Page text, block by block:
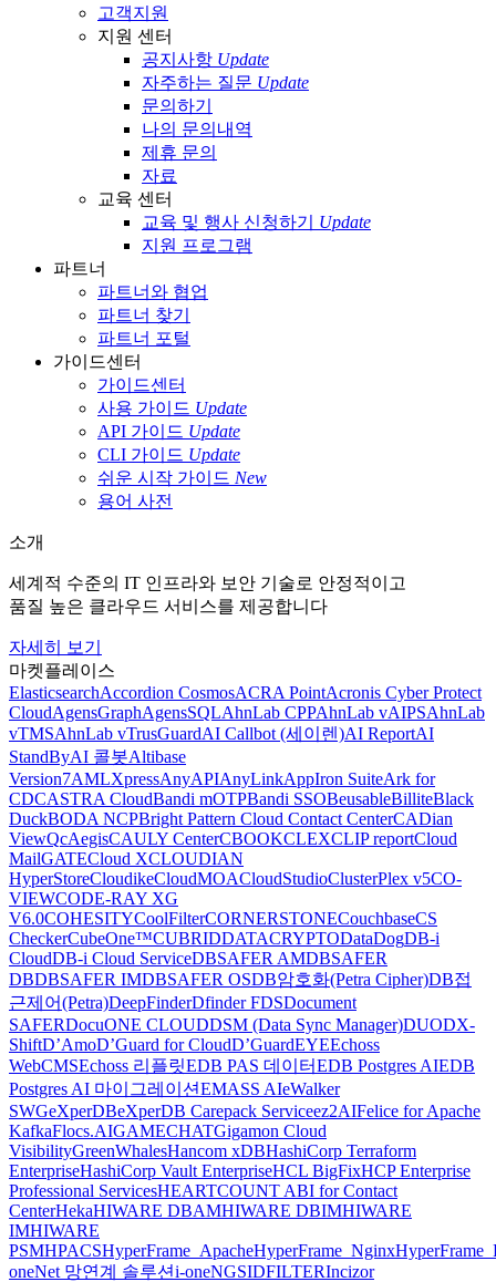
고객지원
지원 센터
공지사항 Update
자주하는 질문 Update
문의하기
나의 문의내역
제휴 문의
자료
교육 센터
교육 및 행사 신청하기 Update
지원 프로그램
파트너
파트너와 협업
파트너 찾기
파트너 포털
가이드센터
가이드센터
사용 가이드 Update
API 가이드 Update
CLI 가이드 Update
쉬운 시작 가이드 New
용어 사전
소개
세계적 수준의 IT 인프라와 보안 기술로 안정적이고
품질 높은 클라우드 서비스를 제공합니다
자세히 보기
마켓플레이스
ElasticsearchAccordion CosmosACRA PointAcronis Cyber Protect
CloudAgensGraphAgensSQLAhnLab CPPAhnLab vAIPSAhnLab
vTMSAhnLab vTrusGuardAI Callbot (세이렌)AI ReportAI
StandByAI 콜봇Altibase
Version7AMLXpressAnyAPIAnyLinkAppIron SuiteArk for
CDCASTRA CloudBandi mOTPBandi SSOBeusableBilliteBlack
DuckBODA NCPBright Pattern Cloud Contact CenterCADian
ViewQcAegisCAULY CenterCBOOKCLEXCLIP reportCloud
MailGATECloud XCLOUDIAN
HyperStoreCloudikeCloudMOACloudStudioClusterPlex v5CO-
VIEWCODE-RAY XG
V6.0COHESITYCoolFilterCORNERSTONECouchbaseCS
CheckerCubeOne™CUBRIDDATACRYPTODataDogDB-i
CloudDB-i Cloud ServiceDBSAFER AMDBSAFER
DBDBSAFER IMDBSAFER OSDB암호화(Petra Cipher)DB접
근제어(Petra)DeepFinderDfinder FDSDocument
SAFERDocuONE CLOUDDSM (Data Sync Manager)DUODX-
ShiftD’AmoD’Guard for CloudD’GuardEYEEchoss
WebCMSEchoss 리플릿EDB PAS 데이터EDB Postgres AIEDB
Postgres AI 마이그레이션EMASS AIeWalker
SWGeXperDBeXperDB Carepack Serviceez2AIFelice for Apache
KafkaFlocs.AIGAMECHATGigamon Cloud
VisibilityGreenWhalesHancom xDBHashiCorp Terraform
EnterpriseHashiCorp Vault EnterpriseHCL BigFixHCP Enterprise
Professional ServicesHEARTCOUNT ABI for Contact
CenterHekaHIWARE DBAMHIWARE DBIMHIWARE
IMHIWARE
PSMHPACSHyperFrame_ApacheHyperFrame_Nginx
oneNet 망연계 솔루션i-oneNGSIDFILTERIncizor